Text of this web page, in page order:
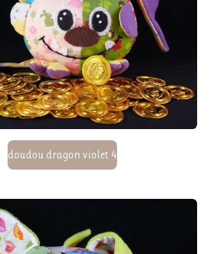
doudou dragon violet 4